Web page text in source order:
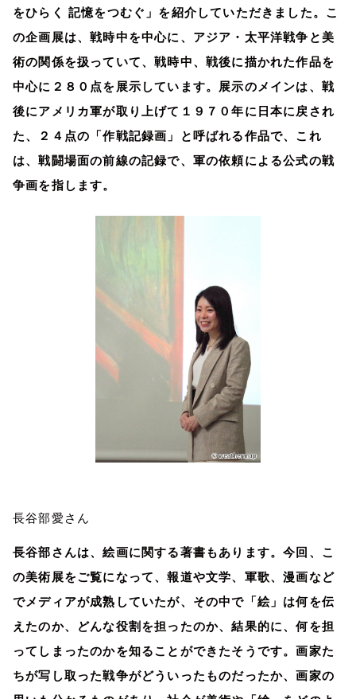
をひらく 記憶をつむぐ」を紹介していただきました。 こ
の企画展は、戦時中を中心に、アジア・太平洋戦争と美
術の関係を扱っていて、戦時中、戦後に描かれた作品を
中心に２８０点を展示しています。展示のメインは、戦
後にアメリカ軍が取り上げて１９７０年に日本に戻され
た、２４点の「作戦記録画」と呼ばれる作品で、これ
は、戦闘場面の前線の記録で、軍の依頼による公式の戦
争画を指します。
長谷部愛さん
長谷部さんは、絵画に関する著書もあります。今回、こ
の美術展をご覧になって、報道や文学、軍歌、漫画など
でメディアが成熟していたが、その中で「絵」は何を伝
えたのか、どんな役割を担ったのか、結果的に、何を担
ってしまったのかを知ることができたそうです。画家た
ちが写し取った戦争がどういったものだったか、画家の